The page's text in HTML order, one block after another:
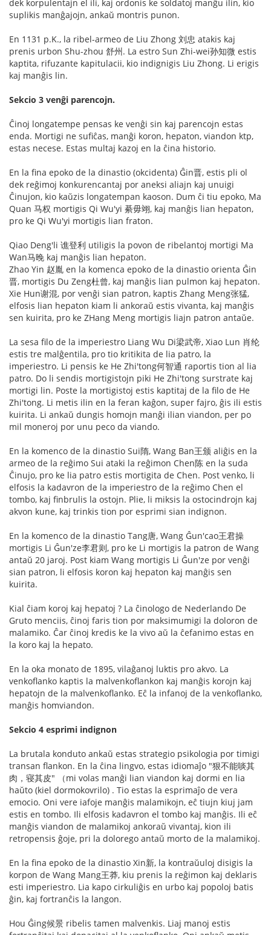
dek korpulentajn el ili, kaj ordonis ke soldatoj manĝu ilin, kio
suplikis manĝajojn, ankaŭ montris punon.
En 1131 p.K., la ribel-armeo de Liu Zhong 刘忠 atakis kaj
prenis urbon Shu-zhou 舒州. La estro Sun Zhi-wei孙知微 estis
kaptita, rifuzante kapitulacii, kio indignigis Liu Zhong. Li erigis
kaj manĝis lin.
Sekcio 3 venĝi parencojn.
Ĉinoj longatempe pensas ke venĝi sin kaj parencojn estas
enda. Mortigi ne sufiĉas, manĝi koron, hepaton, viandon ktp,
estas necese. Estas multaj kazoj en la ĉina historio.
En la fina epoko de la dinastio (okcidenta) Ĝin晋, estis pli ol
dek reĝimoj konkurencantaj por aneksi aliajn kaj unuigi
Ĉinujon, kio kaŭzis longatempan kaoson. Dum ĉi tiu epoko, Ma
Quan 马权 mortigis Qi Wu'yi 綦毋翊, kaj manĝis lian hepaton,
pro ke Qi Wu'yi mortigis lian fraton.
Qiao Deng'li 谯登利 utiligis la povon de ribelantoj mortigi Ma
Wan马晚 kaj manĝis lian hepaton.
Zhao Yin 赵胤 en la komenca epoko de la dinastio orienta Ĝin
晋, mortigis Du Zeng杜曾, kaj manĝis lian pulmon kaj hepaton.
Xie Hun谢混, por venĝi sian patron, kaptis Zhang Meng张猛,
elfosis lian hepaton kiam li ankoraŭ estis vivanta, kaj manĝis
sen kuirita, pro ke ZHang Meng mortigis liajn patron antaŭe.
La sesa filo de la imperiestro Liang Wu Di梁武帝, Xiao Lun 肖纶
estis tre malĝentila, pro tio kritikita de lia patro, la
imperiestro. Li pensis ke He Zhi'tong何智通 raportis tion al lia
patro. Do li sendis mortigistojn piki He Zhi'tong surstrate kaj
mortigi lin. Poste la mortigistoj estis kaptitaj de la filo de He
Zhi'tong. Li metis ilin en la feran kaĝon, super fajro, ĝis ili estis
kuirita. Li ankaŭ dungis homojn manĝi ilian viandon, per po
mil moneroj por unu peco da viando.
En la komenco de la dinastio Sui隋, Wang Ban王颁 aliĝis en la
armeo de la reĝimo Sui ataki la reĝimon Chen陈 en la suda
Ĉinujo, pro ke lia patro estis mortigita de Chen. Post venko, li
elfosis la kadavron de la imperiestro de la reĝimo Chen el
tombo, kaj finbrulis la ostojn. Plie, li miksis la ostocindrojn kaj
akvon kune, kaj trinkis tion por esprimi sian indignon.
En la komenco de la dinastio Tang唐, Wang Ĝun'cao王君操
mortigis Li Ĝun'ze李君则, pro ke Li mortigis la patron de Wang
antaŭ 20 jaroj. Post kiam Wang mortigis Li Ĝun'ze por venĝi
sian patron, li elfosis koron kaj hepaton kaj manĝis sen
kuirita.
Kial ĉiam koroj kaj hepatoj ? La ĉinologo de Nederlando De
Gruto menciis, ĉinoj faris tion por maksimumigi la doloron de
malamiko. Ĉar ĉinoj kredis ke la vivo aŭ la ĉefanimo estas en
la koro kaj la hepato.
En la oka monato de 1895, vilaĝanoj luktis pro akvo. La
venkoflanko kaptis la malvenkoflankon kaj manĝis korojn kaj
hepatojn de la malvenkoflanko. Eĉ la infanoj de la venkoflanko,
manĝis homviandon.
Sekcio 4 esprimi indignon
La brutala konduto ankaŭ estas strategio psikologia por timigi
transan flankon. En la ĉina lingvo, estas idiomaĵo "狠不能啖其
肉，寝其皮" （mi volas manĝi lian viandon kaj dormi en lia
haŭto (kiel dormokovrilo) . Tio estas la esprimaĵo de vera
emocio. Oni vere iafoje manĝis malamikojn, eĉ tiujn kiuj jam
estis en tombo. Ili elfosis kadavron el tombo kaj manĝis. Ili eĉ
manĝis viandon de malamikoj ankoraŭ vivantaj, kion ili
retropensis ĝoje, pri la dolorego antaŭ morto de la malamikoj.
En la fina epoko de la dinastio Xin新, la kontraŭuloj disigis la
korpon de Wang Mang王莽, kiu prenis la reĝimon kaj deklaris
esti imperiestro. Lia kapo cirkuliĝis en urbo kaj popoloj batis
ĝin, kaj fortranĉis la langon.
Hou Ĝing候景 ribelis tamen malvenkis. Liaj manoj estis